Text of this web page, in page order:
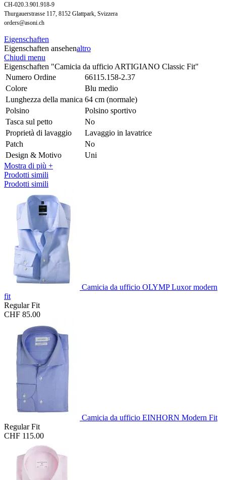
CH-020.3.901.918-9
Thurgauerstrasse 117, 8152 Glattpark, Svizzera
orders@asoni.ch
Eigenschaften
Eigenschaften ansehenaltro
Chiudi menu
Eigenschaften "Camicia da ufficio ARTIGIANO Classic Fit"
Numero Ordine
66115.158-2.37
Colore
Blu medio
Lunghezza della manica 64 cm (normale)
Polsino
Polsino sportivo
Tasca sul petto
No
Proprietà di lavaggio
Lavaggio in lavatrice
Patch
No
Design & Motivo
Uni
Mostra di più +
Prodotti simili
Prodotti simili
Camicia da ufficio OLYMP Luxor modern
fit
Regular Fit
CHF 85.00
Camicia da ufficio EINHORN Modern Fit
Regular Fit
CHF 115.00